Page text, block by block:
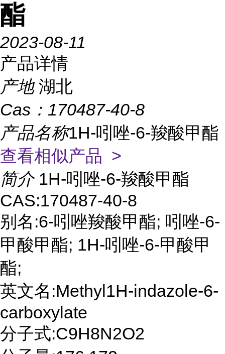
酯
2023-08-11
产品详情
产地 湖北
Cas： 170487-40-8
产品名称1H-吲唑-6-羧酸甲酯
查看相似产品 >
简介 1H-吲唑-6-羧酸甲酯
CAS:170487-40-8
别名:6-吲唑羧酸甲酯; 吲唑-6-
甲酸甲酯; 1H-吲唑-6-甲酸甲
酯;
英文名:Methyl1H-indazole-6-
carboxylate
分子式:C9H8N2O2